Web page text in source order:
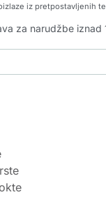
iz pretpostavljenih
za narudžbe iznad